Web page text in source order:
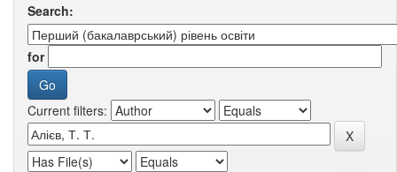
Search:
for
Current filters: